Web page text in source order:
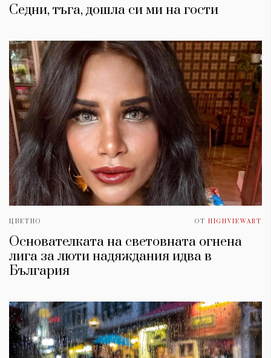
Седни, тъга, дошла си ми на гости
ЦВЕТНО ОТ HIGHVIEWART
Основателката на световната огнена
лига за люти надяждания идва в
България